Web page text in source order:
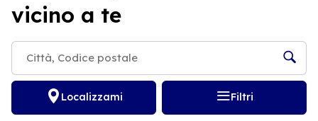
vicino a te
Localizzami Filtri